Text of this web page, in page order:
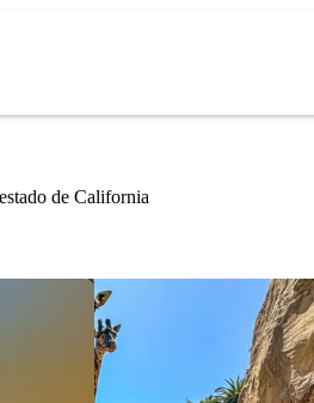
de California